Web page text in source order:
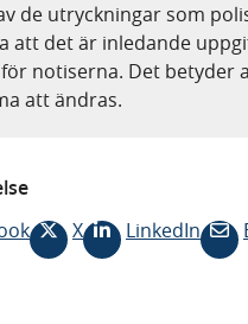
de utryckningar som
att det är inledande
notiserna. Det betyder
att ändras.
X LinkedIn